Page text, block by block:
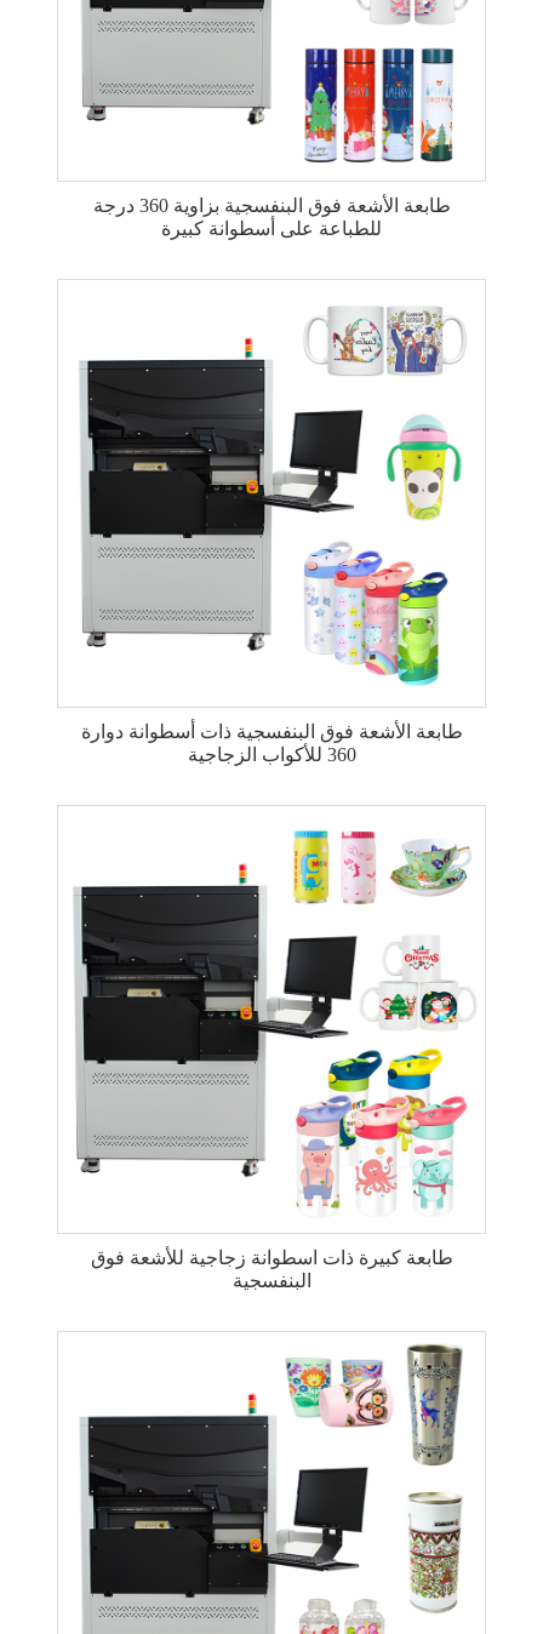
طابعة الأشعة فوق البنفسجية بزاوية 360 درجة
للطباعة على أسطوانة كبيرة
طابعة الأشعة فوق البنفسجية ذات أسطوانة دوارة
360 للأكواب الزجاجية
طابعة كبيرة ذات اسطوانة زجاجية للأشعة فوق
البنفسجية